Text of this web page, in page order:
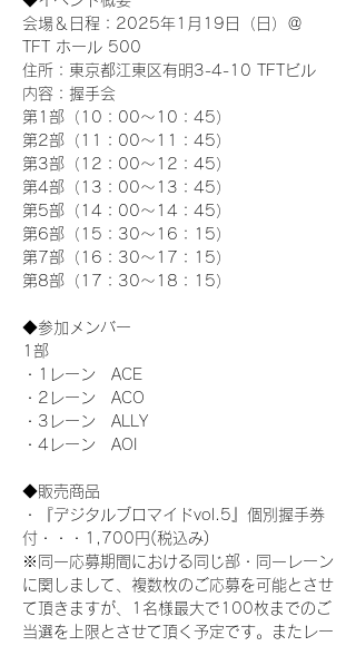
会場＆日程：2025年1月19日（日）＠
TFT ホール 500
住所：東京都江東区有明3-4-10 TFTビル
内容：握手会
第1部（10：00～10：45）
第2部（11：00～11：45）
第3部（12：00～12：45）
第4部（13：00～13：45）
第5部（14：00～14：45）
第6部（15：30～16：15）
第7部（16：30～17：15）
第8部（17：30～18：15）
◆参加メンバー
1部
・1レーン　ACE
・2レーン　ACO
・3レーン　ALLY
・4レーン　AOI
◆販売商品
・『デジタルブロマイドvol.5』個別握手券
付・・・1,700円(税込み)
※同一応募期間における同じ部・同一レーン
に関しまして、複数枚のご応募を可能とさせ
て頂きますが、1名様最大で100枚までのご
当選を上限とさせて頂く予定です。またレー